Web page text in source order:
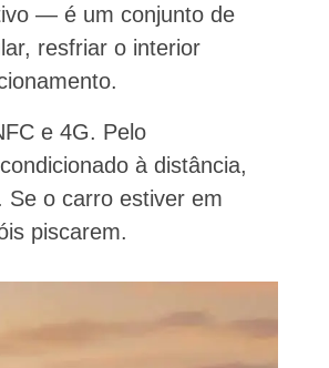
— é um conjunto de
resfriar o interior
e 4G. Pelo
à distância,
Se o carro estiver em
piscarem.